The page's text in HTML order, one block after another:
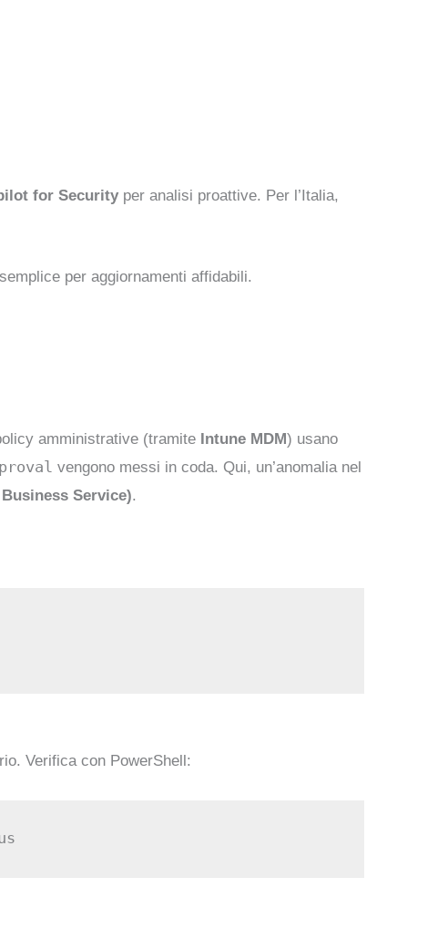
for Security per analisi proattive. Per l’Italia,
per aggiornamenti affidabili.
amministrative (tramite Intune MDM) usano
vengono messi in coda. Qui, un’anomalia nel
Service).
Verifica con PowerShell: